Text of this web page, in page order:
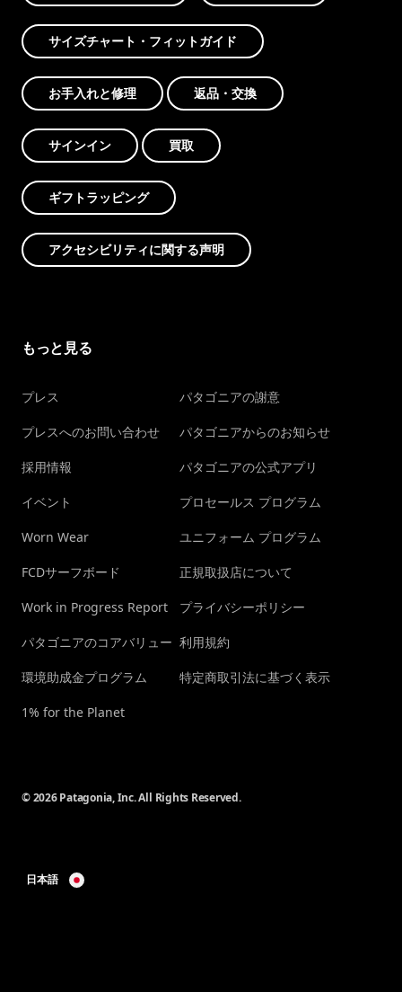
サイズチャート・フィットガイド
お手入れと修理 返品・交換
サインイン 買取
ギフトラッピング
アクセシビリティに関する声明
もっと見る
プレス
プレスへのお問い合わせ
採用情報
イベント
Worn Wear
FCDサーフボード
Work in Progress Report
パタゴニアのコアバリュー
環境助成金プログラム
1% for the Planet
パタゴニアの謝意
パタゴニアからのお知らせ
パタゴニアの公式アプリ
プロセールス プログラム
ユニフォーム プログラム
正規取扱店について
プライバシーポリシー
利用規約
特定商取引法に基づく表示
© 2026 Patagonia, Inc. All Rights Reserved.
日本語